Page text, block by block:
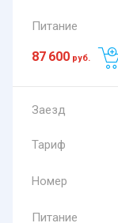
Питание
87 600 руб.
Тариф
Номер
Питание